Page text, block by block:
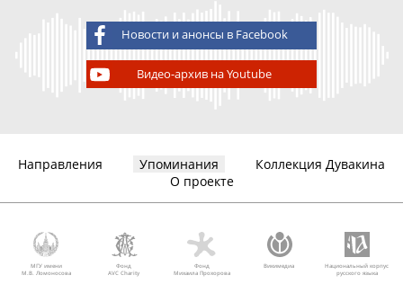
Новости и анонсы в Facebook
Видео-архив на Youtube
Направления Упоминания
Коллекция Дувакина
О проекте
МГУ имени
М.В. Ломоносова
Фонд
AVC Charity
Фонд
Михаила Прохорова
Викимедиа
Национальный корпус
русского языка